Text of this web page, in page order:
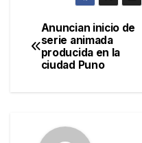
Navegación
de
Anuncian inicio de
serie animada
producida en la
ciudad Puno